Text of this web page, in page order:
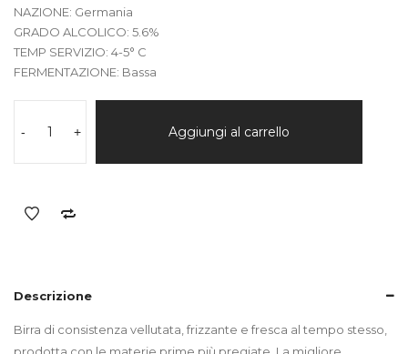
NAZIONE: Germania
GRADO ALCOLICO: 5.6%
TEMP SERVIZIO: 4-5° C
FERMENTAZIONE: Bassa
-EDELSTOFF
+ Aggiungi al carrello
Descrizione
Birra di consistenza vellutata, frizzante e fresca al tempo stesso,
prodotta con le materie prime più pregiate. La migliore